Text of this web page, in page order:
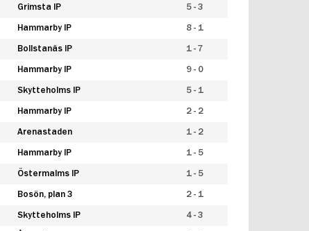
Grimsta IP 5 - 3
Hammarby IP 8 - 1
Bollstanäs IP 1 - 7
Hammarby IP 9 - 0
Skytteholms IP 5 - 1
Hammarby IP 2 - 2
Arenastaden 1 - 2
Hammarby IP 1 - 5
Östermalms IP 1 - 5
Bosön, plan 3 2 - 1
Skytteholms IP 4 - 3